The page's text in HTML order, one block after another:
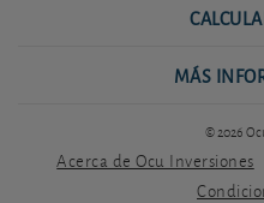
MÁS
© 2026
Acerca de Ocu Inversiones